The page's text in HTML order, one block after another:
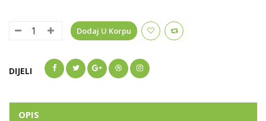
Dodaj U Korpu
DIJELI
OPIS